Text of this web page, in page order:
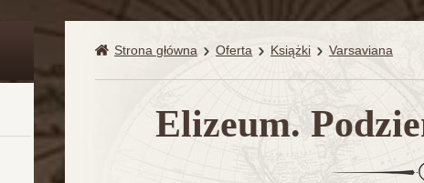
Strona główna Oferta Książki Varsaviana
Elizeum.